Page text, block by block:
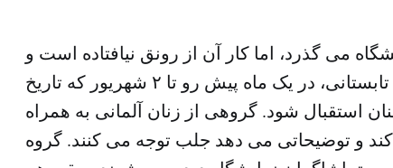
می گذرد، اما کار آن از رونق نیافتاده است و
به نظر می رسد با وجود تعطیلات تابستانی، در یک ماه پیش رو تا ۲ شهریور که تاریخ
استقبال شود. گروهی از زنان آلمانی به همراه
و توضیحاتی می دهد جلب توجه می کنند. گروه